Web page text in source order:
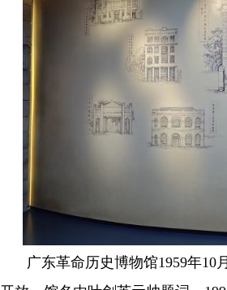
广东革命历史博物馆1959年10